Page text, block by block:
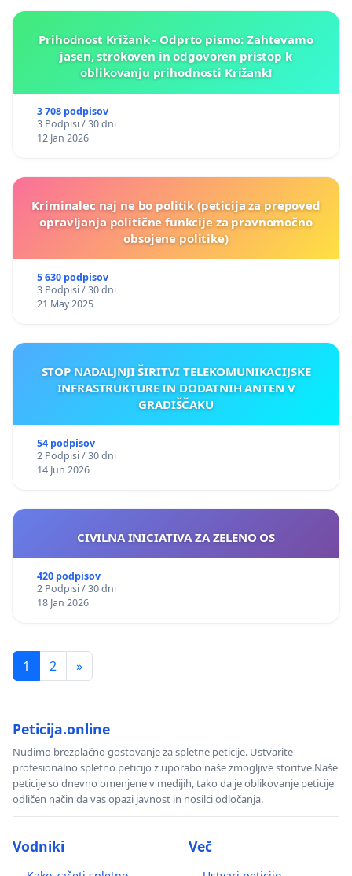
Prihodnost Križank - Odprto pismo: Zahtevamo
jasen, strokoven in odgovoren pristop k
oblikovanju prihodnosti Križank!
3 708 podpisov
3 Podpisi / 30 dni
12 Jan 2026
Kriminalec naj ne bo politik (peticija za prepoved
opravljanja politične funkcije za pravnomočno
obsojene politike)
5 630 podpisov
3 Podpisi / 30 dni
21 May 2025
STOP NADALJNJI ŠIRITVI TELEKOMUNIKACIJSKE
INFRASTRUKTURE IN DODATNIH ANTEN V
GRADIŠČAKU
54 podpisov
2 Podpisi / 30 dni
14 Jun 2026
CIVILNA INICIATIVA ZA ZELENO OS
420 podpisov
2 Podpisi / 30 dni
18 Jan 2026
1 2 »
Peticija.online
Nudimo brezplačno gostovanje za spletne peticije. Ustvarite
profesionalno spletno peticijo z uporabo naše zmogljive storitve.Naše
peticije so dnevno omenjene v medijih, tako da je oblikovanje peticije
odličen način da vas opazi javnost in nosilci odločanja.
Vodniki Več